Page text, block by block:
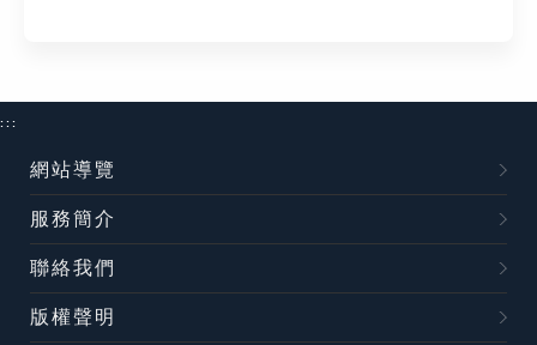
:::
網站導覽
服務簡介
聯絡我們
版權聲明